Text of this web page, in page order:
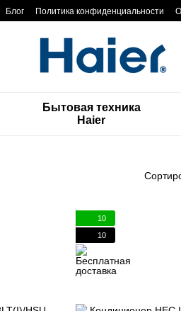
Блог Политика конфиденциальности
Бытовая техника
Haier
10
10